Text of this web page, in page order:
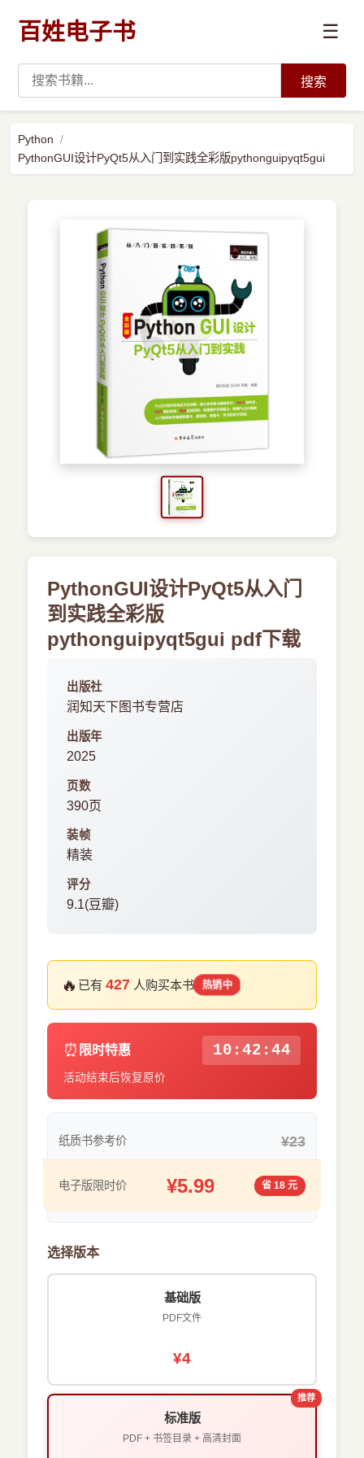
百姓电子书 ☰
开发技术
搜索
Python
PythonGUI设计PyQt5从入门到实践全彩版pythonguipyqt5gui
PythonGUI设计PyQt5从入门
到实践全彩版
pythonguipyqt5gui pdf下载
出版社
润知天下图书专营店
出版年
2025
页数
390页
装帧
精装
评分
9.1(豆瓣)
🔥 已有427 人购买本书 热销中
⏰ 限时特惠 10:42:43
活动结束后恢复原价
纸质书参考价 ¥23
电子版限时价 ¥5.99 省 18 元
选择版本
基础版
PDF文件
¥4
推荐
标准版
PDF + 书签目录 + 高清封面